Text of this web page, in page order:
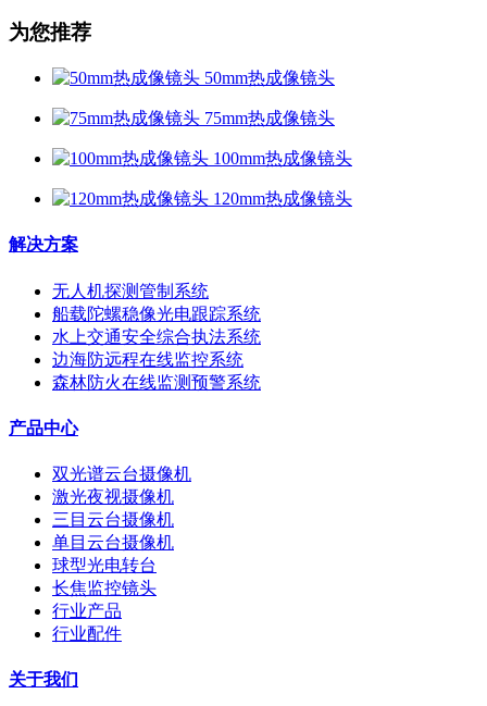
为您推荐
50mm热成像镜头
75mm热成像镜头
100mm热成像镜头
120mm热成像镜头
解决方案
无人机探测管制系统
船载陀螺稳像光电跟踪系统
水上交通安全综合执法系统
边海防远程在线监控系统
森林防火在线监测预警系统
产品中心
双光谱云台摄像机
激光夜视摄像机
三目云台摄像机
单目云台摄像机
球型光电转台
长焦监控镜头
行业产品
行业配件
关于我们